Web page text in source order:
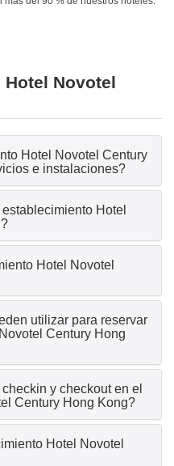
Novotel
Hotel Novotel Century
e instalaciones?
Hotel
Hotel Novotel
utilizar para reservar
Century Hong
y checkout en el
Century Hong Kong?
Hotel Novotel